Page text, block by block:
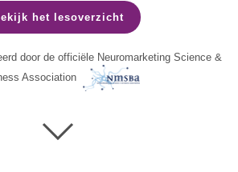
het lesoverzicht
door de officiële Neuromarketing Science &
Association